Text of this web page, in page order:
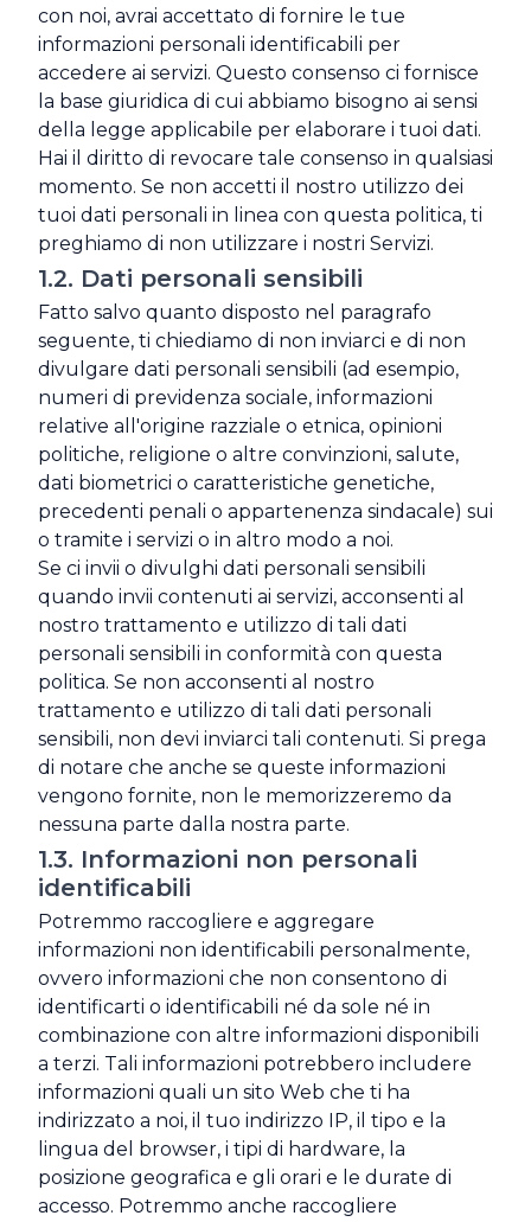
con noi, avrai accettato di fornire le tue
informazioni personali identificabili per
accedere ai servizi. Questo consenso ci fornisce
la base giuridica di cui abbiamo bisogno ai sensi
della legge applicabile per elaborare i tuoi dati.
Hai il diritto di revocare tale consenso in qualsiasi
momento. Se non accetti il nostro utilizzo dei
tuoi dati personali in linea con questa politica, ti
preghiamo di non utilizzare i nostri Servizi.
1.2. Dati personali sensibili
Fatto salvo quanto disposto nel paragrafo
seguente, ti chiediamo di non inviarci e di non
divulgare dati personali sensibili (ad esempio,
numeri di previdenza sociale, informazioni
relative all'origine razziale o etnica, opinioni
politiche, religione o altre convinzioni, salute,
dati biometrici o caratteristiche genetiche,
precedenti penali o appartenenza sindacale) sui
o tramite i servizi o in altro modo a noi.
Se ci invii o divulghi dati personali sensibili
quando invii contenuti ai servizi, acconsenti al
nostro trattamento e utilizzo di tali dati
personali sensibili in conformità con questa
politica. Se non acconsenti al nostro
trattamento e utilizzo di tali dati personali
sensibili, non devi inviarci tali contenuti. Si prega
di notare che anche se queste informazioni
vengono fornite, non le memorizzeremo da
nessuna parte dalla nostra parte.
1.3. Informazioni non personali
identificabili
Potremmo raccogliere e aggregare
informazioni non identificabili personalmente,
ovvero informazioni che non consentono di
identificarti o identificabili né da sole né in
combinazione con altre informazioni disponibili
a terzi. Tali informazioni potrebbero includere
informazioni quali un sito Web che ti ha
indirizzato a noi, il tuo indirizzo IP, il tipo e la
lingua del browser, i tipi di hardware, la
posizione geografica e gli orari e le durate di
accesso. Potremmo anche raccogliere